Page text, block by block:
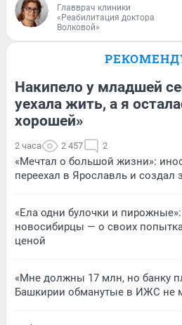
Главврач клиники
«Реабилитация доктора
Волковой»
Накипело у младшей
уехала жить, а я
хорошей»
2 часа 2 457 2
«Мечтал о большой жизни»:
переехал в Ярославль и создал
«Ела одни булочки и
новосибирцы — о своих
ценой
«Мне должны 17 млн, но банку
Башкирии обманутые в ИЖС не